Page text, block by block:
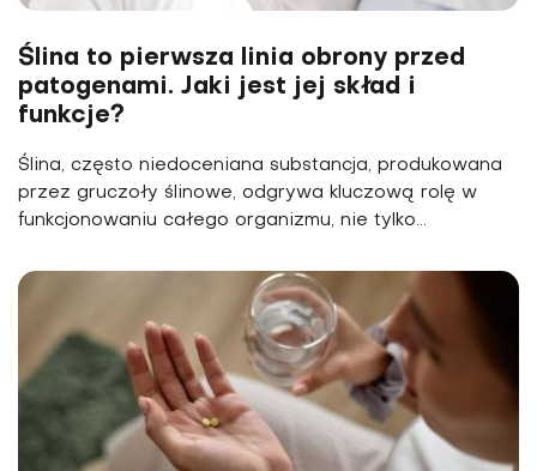
Ślina to pierwsza linia obrony przed
patogenami. Jaki jest jej skład i
funkcje?
Ślina, często niedoceniana substancja, produkowana
przez gruczoły ślinowe, odgrywa kluczową rolę w
funkcjonowaniu całego organizmu, nie tylko...